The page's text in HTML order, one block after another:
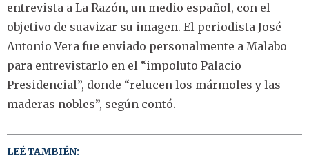
entrevista a La Razón, un medio español, con el
objetivo de suavizar su imagen. El periodista José
Antonio Vera fue enviado personalmente a Malabo
para entrevistarlo en el “impoluto Palacio
Presidencial”, donde “relucen los mármoles y las
maderas nobles”, según contó.
LEÉ TAMBIÉN: